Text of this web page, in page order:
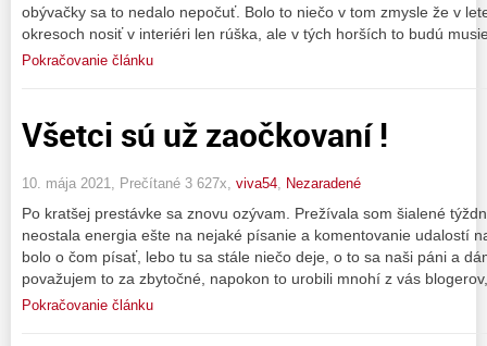
obývačky sa to nedalo nepočuť. Bolo to niečo v tom zmysle že v
okresoch nosiť v interiéri len rúška, ale v tých horších to budú
Pokračovanie článku
Všetci sú už zaočkovaní !
10. mája 2021, Prečítané 3 627x, viva54, Nezaradené
Po kratšej prestávke sa znovu ozývam. Prežívala som šialené
neostala energia ešte na nejaké písanie a komentovanie udalostí
bolo o čom písať, lebo tu sa stále niečo deje, o to sa naši páni a
považujem to za zbytočné, napokon to urobili mnohí z vás
Pokračovanie článku